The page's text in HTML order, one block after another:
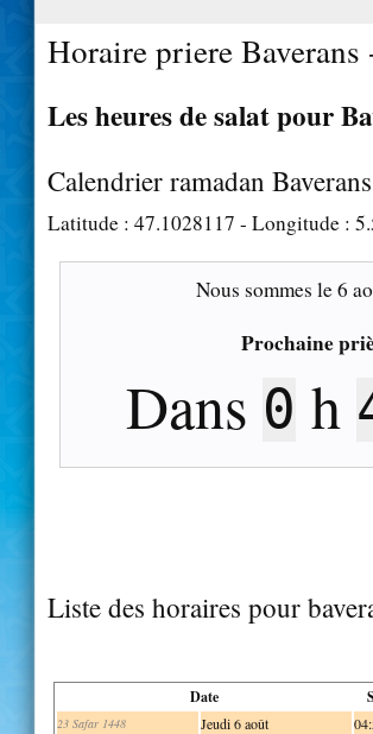
Horaire priere Baverans
Les heures de salat pour
Calendrier ramadan
Latitude : 47.1028117 - Longitude :
Nous sommes le6
Prochaine
Dans 0 h
Liste des horaires pour
Date
23 Safar 1448 Jeudi 6 août